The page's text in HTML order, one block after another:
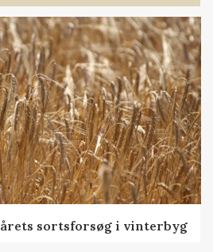
årets sortsforsøg i vinterbyg